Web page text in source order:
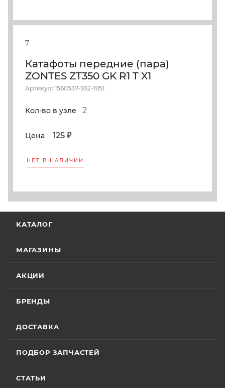
7
Катафоты передние (пара)
ZONTES ZT350 GK R1 T X1
Артикул: 1560537-932-1951
Кол-во в узле 2
Цена 125 ₽
НЕТ В НАЛИЧИИ
КАТАЛОГ
МАГАЗИНЫ
АКЦИИ
БРЕНДЫ
ДОСТАВКА
ПОДБОР ЗАПЧАСТЕЙ
СТАТЬИ